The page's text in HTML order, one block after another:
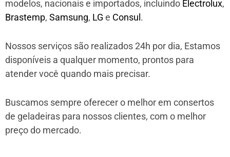
modelos, nacionais e importados, incluindo Electrolux,
Brastemp, Samsung, LG e Consul .
Nossos serviços são realizados 24h por dia, Estamos
disponíveis a qualquer momento, prontos para
atender você quando mais precisar.
Buscamos sempre oferecer o melhor em consertos
de geladeiras para nossos clientes, com o melhor
preço do mercado.